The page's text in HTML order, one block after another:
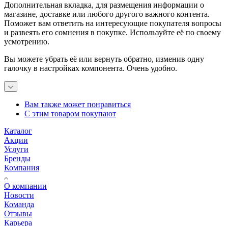
Дополнительная вкладка, для размещения информации о
магазине, доставке или любого другого важного контента.
Поможет вам ответить на интересующие покупателя вопросы
и развеять его сомнения в покупке. Используйте её по своему
усмотрению.
Вы можете убрать её или вернуть обратно, изменив одну
галочку в настройках компонента. Очень удобно.
Вам также может понравиться
С этим товаром покупают
Каталог
Акции
Услуги
Бренды
Компания
О компании
Новости
Команда
Отзывы
Карьера